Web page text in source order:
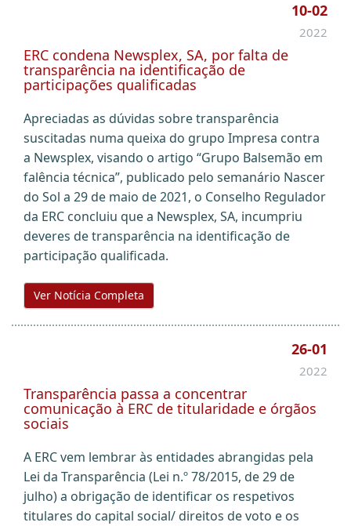
10-02
2022
ERC condena Newsplex, SA, por falta de
transparência na identificação de
participações qualificadas
Apreciadas as dúvidas sobre transparência
suscitadas numa queixa do grupo Impresa contra
a Newsplex, visando o artigo “Grupo Balsemão em
falência técnica”, publicado pelo semanário Nascer
do Sol a 29 de maio de 2021, o Conselho Regulador
da ERC concluiu que a Newsplex, SA, incumpriu
deveres de transparência na identificação de
participação qualificada.
Ver Notícia Completa
26-01
2022
Transparência passa a concentrar
comunicação à ERC de titularidade e órgãos
sociais
A ERC vem lembrar às entidades abrangidas pela
Lei da Transparência (Lei n.º 78/2015, de 29 de
julho) a obrigação de identificar os respetivos
titulares do capital social/ direitos de voto e os